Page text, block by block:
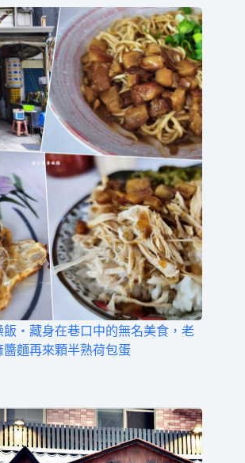
飯‧藏身在巷口中的無名美食，老
麵再來顆半熟荷包蛋